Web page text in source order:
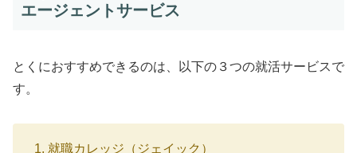
エージェントサービス
とくにおすすめできるのは、以下の３つの就活サービスで
す。
就職カレッジ（ジェイック）